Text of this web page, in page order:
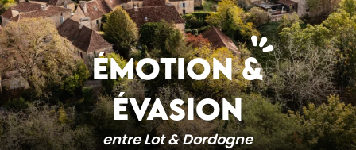
ÉMOTION &
ÉVASION
entre Lot & Dordogne